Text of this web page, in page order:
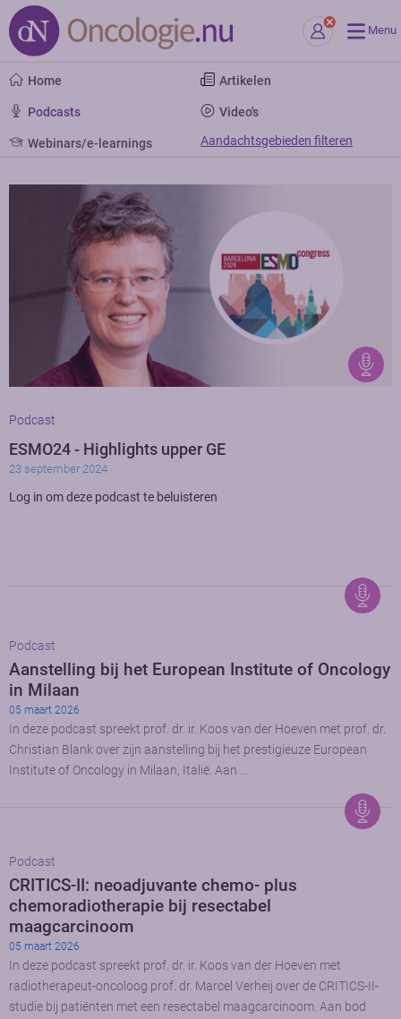
Menu
Home Artikelen
Podcasts Video's
Webinars/e-learnings Aandachtsgebieden filteren
Podcast
ESMO24 - Highlights upper GE
23 september 2024
Log in om deze podcast te beluisteren
Podcast
Aanstelling bij het European Institute of Oncology
in Milaan
05 maart 2026
In deze podcast spreekt prof. dr. ir. Koos van der Hoeven met prof. dr.
Christian Blank over zijn aanstelling bij het prestigieuze European
Institute of Oncology in Milaan, Italië. Aan …
Podcast
CRITICS-II: neoadjuvante chemo- plus
chemoradiotherapie bij resectabel
maagcarcinoom
05 maart 2026
In deze podcast spreekt prof. dr. ir. Koos van der Hoeven met
radiotherapeut-oncoloog prof. dr. Marcel Verheij over de CRITICS-II-
studie bij patiënten met een resectabel maagcarcinoom. Aan bod